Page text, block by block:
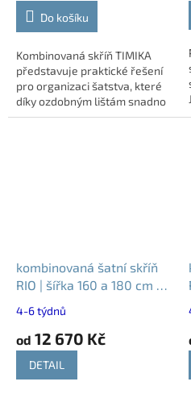
Do košíku
Kombinovaná skříň TIMIKA
představuje praktické řešení
pro organizaci šatstva, které
díky ozdobným lištám snadno
sladíte s interiérem vaší
kombinovaná šatní skříň
RIO | šířka 160 a 180 cm -
různé dekory
4-6 týdnů
od 12 670 Kč
DETAIL